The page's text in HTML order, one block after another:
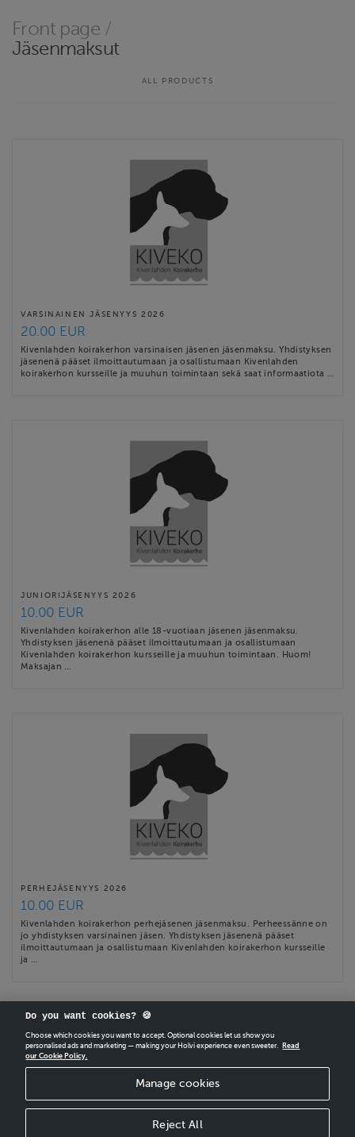
Front page /
Jäsenmaksut
ALL PRODUCTS
VARSINAINEN JÄSENYYS 2026
20.00 EUR
Kivenlahden koirakerhon varsinaisen jäsenen jäsenmaksu. Yhdistyksen
jäsenenä pääset ilmoittautumaan ja osallistumaan Kivenlahden
koirakerhon kursseille ja muuhun toimintaan sekä saat informaatiota …
JUNIORIJÄSENYYS 2026
10.00 EUR
Kivenlahden koirakerhon alle 18-vuotiaan jäsenen jäsenmaksu.
Yhdistyksen jäsenenä pääset ilmoittautumaan ja osallistumaan
Kivenlahden koirakerhon kursseille ja muuhun toimintaan. Huom!
Maksajan …
PERHEJÄSENYYS 2026
10.00 EUR
Kivenlahden koirakerhon perhejäsenen jäsenmaksu. Perheessänne on
jo yhdistyksen varsinainen jäsen. Yhdistyksen jäsenenä pääset
ilmoittautumaan ja osallistumaan Kivenlahden koirakerhon kursseille
ja …
CREATEYOUR OWN HOLVI ONLINE STORE IN MINUTES.
Do you want cookies? 🍪
Choose which cookies you want to accept. Optional cookies let us show you
personalised ads and marketing — making your Holvi experience even sweeter.
Read
our Cookie Policy.
Manage cookies
Reject All